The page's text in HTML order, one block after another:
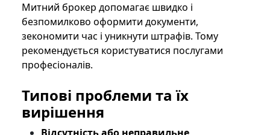
Митний брокер допомагає швидко і
безпомилково оформити документи,
зекономити час і уникнути штрафів. Тому
рекомендується користуватися послугами
професіоналів.
Типові проблеми та їх
вирішення